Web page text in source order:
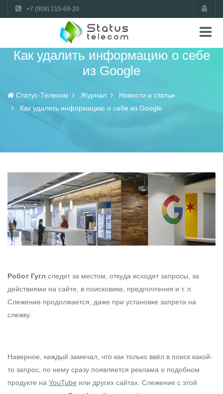
+7 (909) 215-69-20
Как удалить информацию о себе
из Google
Статус-Телеком Журнал
Новости и статьи
Как удалить информацию о себе из Google
Робот Гугл следит за местом, откуда исходят запросы, за
действиями на сайте, в поисковике, предпочтения и т. п.
Слежение продолжается, даже при установке запрета на
слежку.
Наверное, каждый замечал, что как только ввёл в поиск какой-
то запрос, по нему сразу появляется реклама о подобном
продукте на YouTube или других сайтах. Слежение с этой